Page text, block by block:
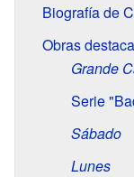
Biografía de
Obras
Grande
Serie
Sábado
Lunes